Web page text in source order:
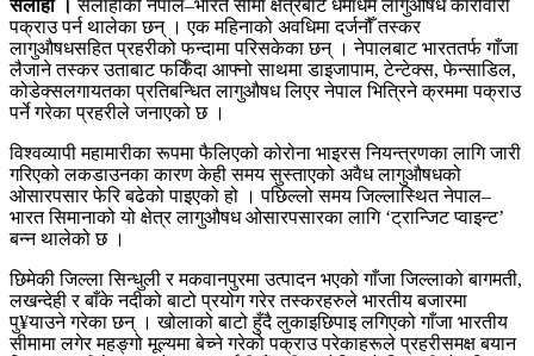
सर्लाही । सर्लाहीको नेपाल–भारत सीमा क्षेत्रबाट धमाधम लागुऔषध कारोवारी
पक्राउ पर्न थालेका छन् । एक महिनाको अवधिमा दर्जनौँ तस्कर
लागुऔषधसहित प्रहरीको फन्दामा परिसकेका छन् । नेपालबाट भारततर्फ गाँजा
लैजाने तस्कर उताबाट फर्किँदा आफ्नो साथमा डाइजापाम, टेन्टेक्स, फेन्साडिल,
कोडेक्सलगायतका प्रतिबन्धित लागुऔषध लिएर नेपाल भित्रिने क्रममा पक्राउ
पर्ने गरेका प्रहरीले जनाएको छ ।
विश्वव्यापी महामारीका रूपमा फैलिएको कोरोना भाइरस नियन्त्रणका लागि जारी
गरिएको लकडाउनका कारण केही समय सुस्ताएको अवैध लागुऔषधको
ओसारपसार फेरि बढेको पाइएको हो । पछिल्लो समय जिल्लास्थित नेपाल–
भारत सिमानाको यो क्षेत्र लागुऔषध ओसारपसारका लागि ‘ट्रान्जिट प्वाइन्ट’
बन्न थालेको छ ।
छिमेकी जिल्ला सिन्धुली र मकवानपुरमा उत्पादन भएको गाँजा जिल्लाको बागमती,
लखन्देही र बाँके नदीको बाटो प्रयोग गरेर तस्करहरुले भारतीय बजारमा
पु¥याउने गरेका छन् । खोलाको बाटो हुँदै लुकाइछिपाइ लगिएको गाँजा भारतीय
सीमामा लगेर महङ्गो मूल्यमा बेच्ने गरेको पक्राउ परेकाहरूले प्रहरीसमक्ष बयान